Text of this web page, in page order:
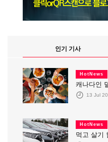
인기 기사
HotNews
캐나다인
13 Jul
HotNews
먹고 살기